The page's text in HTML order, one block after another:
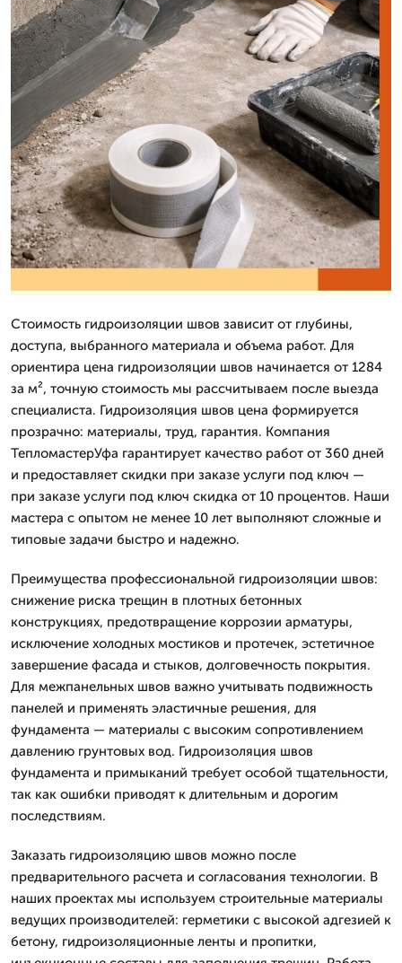
Стоимость гидроизоляции швов зависит от глубины,
доступа, выбранного материала и объема работ. Для
ориентира цена гидроизоляции швов начинается от 1284
за м², точную стоимость мы рассчитываем после выезда
специалиста. Гидроизоляция швов цена формируется
прозрачно: материалы, труд, гарантия. Компания
ТепломастерУфа гарантирует качество работ от 360 дней
и предоставляет скидки при заказе услуги под ключ —
при заказе услуги под ключ скидка от 10 процентов. Наши
мастера с опытом не менее 10 лет выполняют сложные и
типовые задачи быстро и надежно.
Преимущества профессиональной гидроизоляции швов:
снижение риска трещин в плотных бетонных
конструкциях, предотвращение коррозии арматуры,
исключение холодных мостиков и протечек, эстетичное
завершение фасада и стыков, долговечность покрытия.
Для межпанельных швов важно учитывать подвижность
панелей и применять эластичные решения, для
фундамента — материалы с высоким сопротивлением
давлению грунтовых вод. Гидроизоляция швов
фундамента и примыканий требует особой тщательности,
так как ошибки приводят к длительным и дорогим
последствиям.
Заказать гидроизоляцию швов можно после
предварительного расчета и согласования технологии. В
наших проектах мы используем строительные материалы
ведущих производителей: герметики с высокой адгезией к
бетону, гидроизоляционные ленты и пропитки,